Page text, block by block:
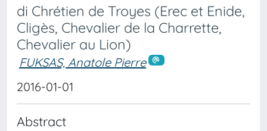
di Chrétien de Troyes (Erec et Enide,
Cligès, Chevalier de la Charrette,
Chevalier au Lion)
FUKSAS, Anatole Pierre
2016-01-01
Abstract